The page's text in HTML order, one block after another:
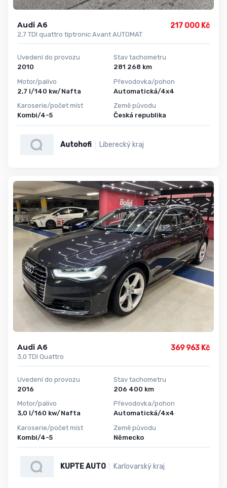
Audi A6
2,7 TDI quattro tiptronic Avant AUTOMAT
217 000 Kč
Uvedení do provozu
2010
Motor/palivo
2,7 l/140 kw/Nafta
Karoserie/počet míst
Kombi/4-5
Stav tachometru
281 268 km
Převodovka/pohon
Automatická/4x4
Země původu
Česká republika
Autohofi Liberecký kraj
Audi A6
3,0 TDI Quattro
369 963 Kč
Uvedení do provozu
2016
Motor/palivo
3,0 l/160 kw/Nafta
Karoserie/počet míst
Kombi/4-5
Stav tachometru
206 400 km
Převodovka/pohon
Automatická/4x4
Země původu
Německo
KUPTE AUTO Karlovarský kraj